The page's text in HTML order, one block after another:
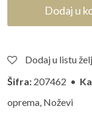
Dodaj u
Dodaj u listu
Šifra: 207462 •
oprema Noževi